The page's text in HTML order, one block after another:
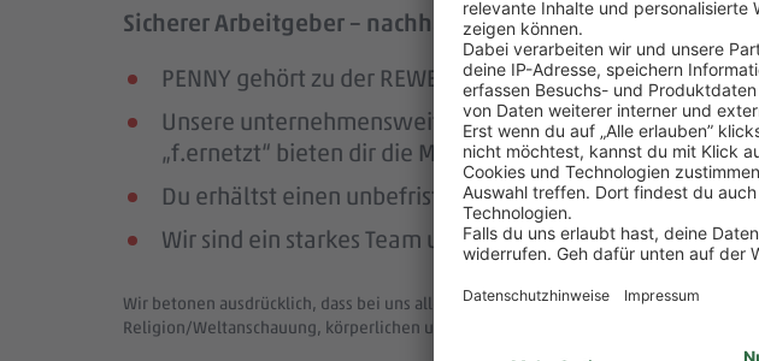
Sicherer Arbeitgeber – nachhaltig und menschlich.
PENNY gehört zu der REWE Group, einem der größten
Unsere unternehmensweiten Netzwerke wie das
„f.ernetzt“ bieten dir die Möglichkeit zum Austausch
Du erhältst einen unbefristeten Arbeitsvertrag.
Wir sind ein starkes Team und bewältigen alle
Wir betonen ausdrücklich, dass bei uns alle Menschen - unabhängig von
Religion/Weltanschauung, körperlichen und geistigen Fähigkeiten, Alter sowie